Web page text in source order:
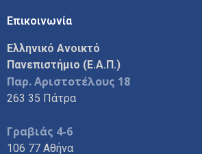
Επικοινωνία
Ελληνικό Ανοικτό
Πανεπιστήμιο (Ε.Α.Π.)
Παρ. Αριστοτέλους 18
263 35 Πάτρα
Γραβιάς 4-6
106 77 Αθήνα